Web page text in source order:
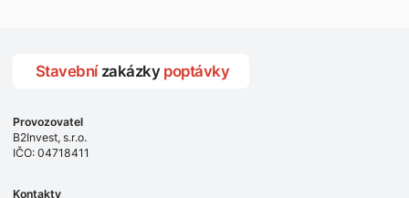
Stavební zakázky poptávky
Provozovatel
B2Invest, s.r.o.
IČO: 04718411
Kontakty